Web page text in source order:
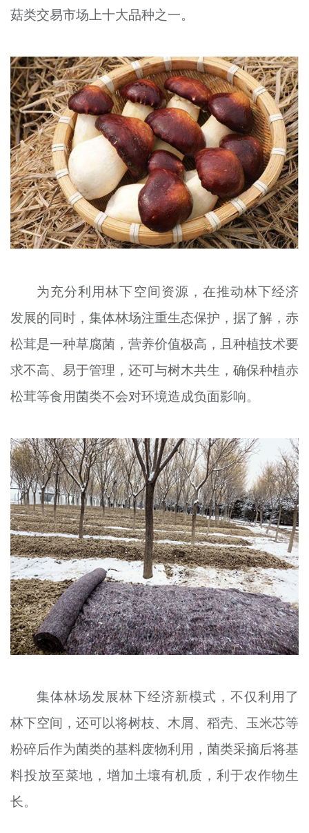
菇类交易市场上十大品种之一。
为充分利用林下空间资源，在推动林下经济
发展的同时，集体林场注重生态保护，据了解，赤
松茸是一种草腐菌，营养价值极高，且种植技术要
求不高、易于管理，还可与树木共生，确保种植赤
松茸等食用菌类不会对环境造成负面影响。
集体林场发展林下经济新模式，不仅利用了
林下空间，还可以将树枝、木屑、稻壳、玉米芯等
粉碎后作为菌类的基料废物利用，菌类采摘后将基
料投放至菜地，增加土壤有机质，利于农作物生
长。